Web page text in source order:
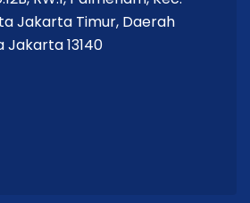
Jakarta Timur, Daerah
Jakarta 13140